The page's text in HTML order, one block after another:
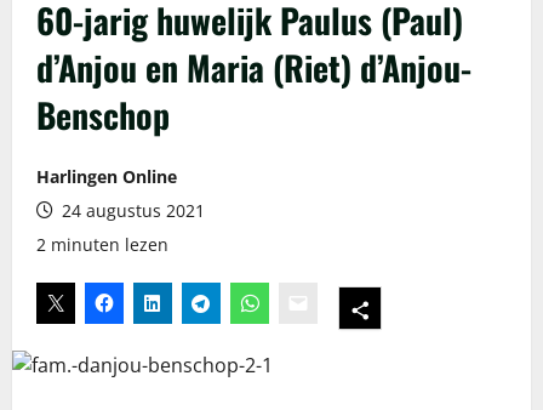
60-jarig huwelijk Paulus (Paul)
d’Anjou en Maria (Riet) d’Anjou-
Benschop
Harlingen Online
24 augustus 2021
2 minuten lezen